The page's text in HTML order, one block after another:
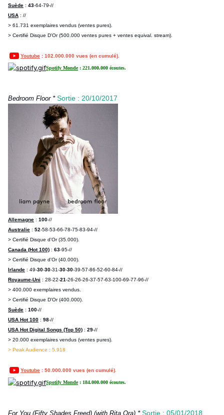
Suède : 43-64-79-//
USA : //
> 61.731 exemplaires vendus (ventes pures).
> Certifié Disque D'Or (500.000 ventes pures + ventes equival. stream).
Youtube : 102.000.000 vues (en cumulé).
Spotify Monde: 221.000.000 écoutes.
Bedroom Floor * Sortie : 20/10/2017
Allemagne : 100-//
Australie : 52-58-53-66-78-75-83-94-//
> Certifié Disque d'Or (35.000).
Canada (Hot 100) : 63-95-//
> Certifié Disque d'Or (40.000).
Irlande : 49-30-30-31-30-30-39-57-86-52-60-84-//
Royaume-Uni : 28-22-21-26-26-26-37-57-63-100-69-77-96-//
> 400.000 exemplaires vendus.
> Certifié Disque D'Or (400.000).
Suède : 100-//
USA Hot 100 : 98-//
USA Hot Digital Songs (Top 50) : 29-//
> 20.000 exemplaires vendus (ventes pures).
> Peak Audience : 5.918
Youtube : 50.000.000 vues (en cumulé).
Spotify Monde: 184.000.000 écoutes.
For You (Fifty Shades Freed) (with Rita Ora) * Sortie : 05/01/2018